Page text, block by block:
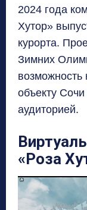
2024 года
Хутор»
курорта.
Зимних
объекту
аудиторией.
«Роза
В
и